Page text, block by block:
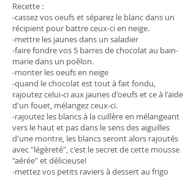
Recette :
-cassez vos oeufs et séparez le blanc dans un
récipient pour battre ceux-ci en neige.
-mettre les jaunes dans un saladier
-faire fondre vos 5 barres de chocolat au bain-
marie dans un poêlon.
-monter les oeufs en neige
-quand le chocolat est tout à fait fondu,
rajoutez celui-ci aux jaunes d'oeufs et ce à l'aide
d'un fouet, mélangez ceux-ci.
-rajoutez les blancs à la cuillère en mélangeant
vers le haut et pas dans le sens des aiguilles
d'une montre, les blancs seront alors rajoutés
avec "légèreté", c'est le secret de cette mousse
"aérée" et délicieuse!
-mettez vos petits raviers à dessert au frigo